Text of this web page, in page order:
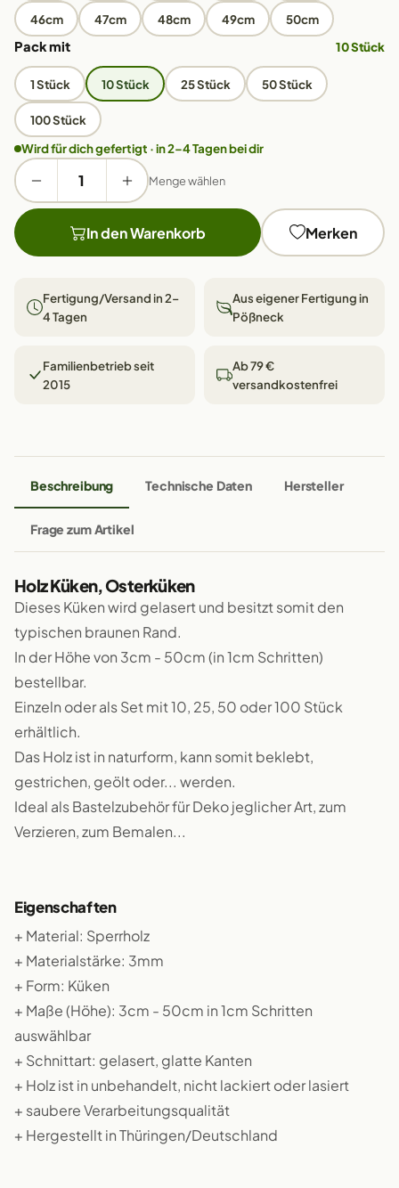
46cm 47cm 48cm 49cm 50cm
Pack mit 10 Stück
1 Stück 10 Stück 25 Stück 50 Stück
100 Stück
Wird für dich gefertigt · in 2–4 Tagen bei dir
Menge wählen
In den Warenkorb Merken
Fertigung/Versand in 2–
4 Tagen
Aus eigener Fertigung in
Pößneck
Familienbetrieb seit
2015
Ab 79 €
versandkostenfrei
Beschreibung Technische Daten Hersteller
Frage zum Artikel
Holz Küken, Osterküken
Dieses Küken wird gelasert und besitzt somit den
typischen braunen Rand.
In der Höhe von 3cm - 50cm (in 1cm Schritten)
bestellbar.
Einzeln oder als Set mit 10, 25, 50 oder 100 Stück
erhältlich.
Das Holz ist in naturform, kann somit beklebt,
gestrichen, geölt oder... werden.
Ideal als Bastelzubehör für Deko jeglicher Art, zum
Verzieren, zum Bemalen...
Eigenschaften
+ Material: Sperrholz
+ Materialstärke: 3mm
+ Form: Küken
+ Maße (Höhe): 3cm - 50cm in 1cm Schritten
auswählbar
+ Schnittart: gelasert, glatte Kanten
+ Holz ist in unbehandelt, nicht lackiert oder lasiert
+ saubere Verarbeitungsqualität
+ Hergestellt in Thüringen/Deutschland